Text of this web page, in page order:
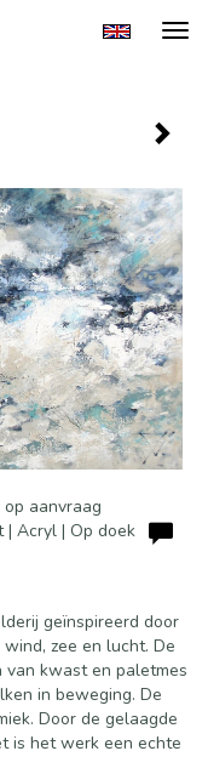
aanvraag
| Acryl | Op doek
geïnspireerd door
zee en lucht. De
van kwast en paletmes
in beweging. De
Door de gelaagde
is het werk een echte